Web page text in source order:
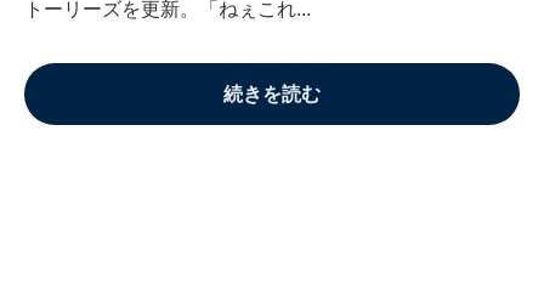
トーリーズを更新。「ねぇこれ...
続きを読む